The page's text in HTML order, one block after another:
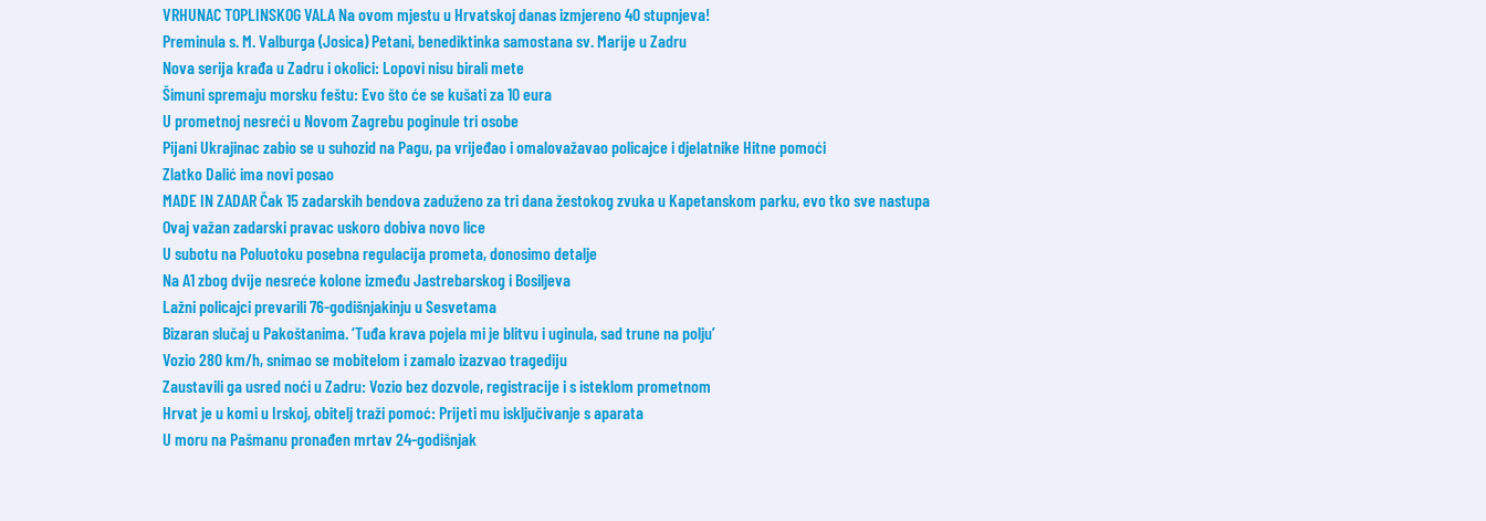
VRHUNAC TOPLINSKOG VALA Na ovom mjestu u Hrvatskoj danas izmjereno 40 stupnjeva!
Preminula s. M. Valburga (Josica) Petani, benediktinka samostana sv. Marije u Zadru
Nova serija krađa u Zadru i okolici: Lopovi nisu birali mete
Šimuni spremaju morsku feštu: Evo što će se kušati za 10 eura
U prometnoj nesreći u Novom Zagrebu poginule tri osobe
Pijani Ukrajinac zabio se u suhozid na Pagu, pa vrijeđao i omalovažavao policajce i djelatnike Hitne pomoći
Zlatko Dalić ima novi posao
MADE IN ZADAR Čak 15 zadarskih bendova zaduženo za tri dana žestokog zvuka u Kapetanskom parku, evo tko sve nastupa
Ovaj važan zadarski pravac uskoro dobiva novo lice
U subotu na Poluotoku posebna regulacija prometa, donosimo detalje
Na A1 zbog dvije nesreće kolone između Jastrebarskog i Bosiljeva
Lažni policajci prevarili 76-godišnjakinju u Sesvetama
Bizaran slučaj u Pakoštanima. ‘Tuđa krava pojela mi je blitvu i uginula, sad trune na polju’
Vozio 280 km/h, snimao se mobitelom i zamalo izazvao tragediju
Zaustavili ga usred noći u Zadru: Vozio bez dozvole, registracije i s isteklom prometnom
Hrvat je u komi u Irskoj, obitelj traži pomoć: Prijeti mu isključivanje s aparata
U moru na Pašmanu pronađen mrtav 24-godišnjak